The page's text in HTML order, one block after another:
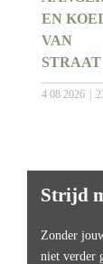
EN
VAN
STRAAT
4 08 2026
Strijd
Zonder
niet verder